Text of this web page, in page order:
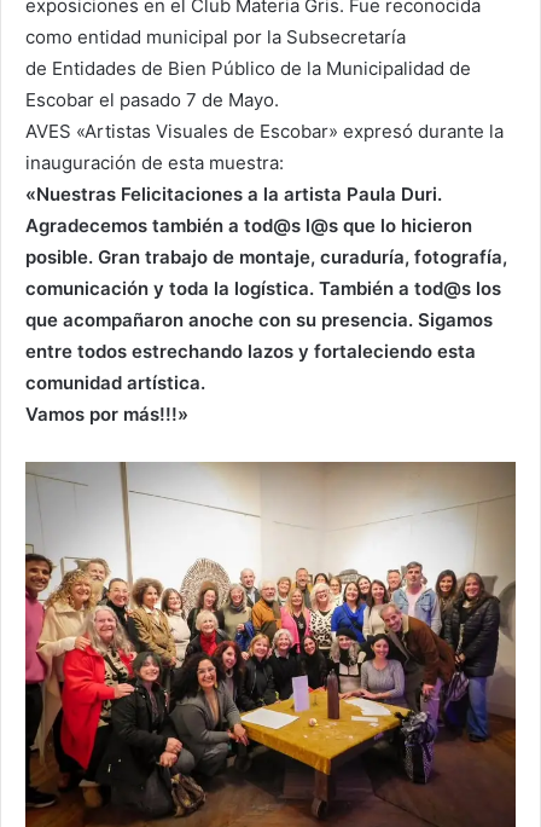
exposiciones en el Club Materia Gris. Fue reconocida
como entidad municipal por la Subsecretaría
de Entidades de Bien Público de la Municipalidad de
Escobar el pasado 7 de Mayo.
AVES «Artistas Visuales de Escobar» expresó durante la
inauguración de esta muestra:
«Nuestras Felicitaciones a la artista Paula Duri.
Agradecemos también a tod@s l@s que lo hicieron
posible. Gran trabajo de montaje, curaduría, fotografía,
comunicación y toda la logística. También a tod@s los
que acompañaron anoche con su presencia. Sigamos
entre todos estrechando lazos y fortaleciendo esta
comunidad artística.
Vamos por más!!!»